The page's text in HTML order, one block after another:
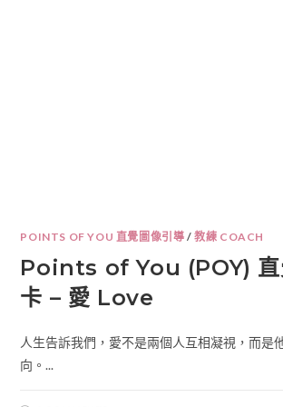
POINTS OF YOU 直覺圖像引導 /教練 COACH
Points of You (POY) 直
卡 – 愛 Love
人生告訴我們，愛不是兩個人互相凝視，而是
向。...